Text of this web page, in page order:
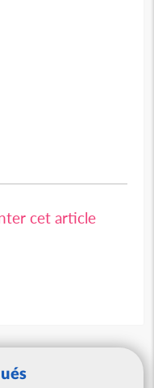
cet article